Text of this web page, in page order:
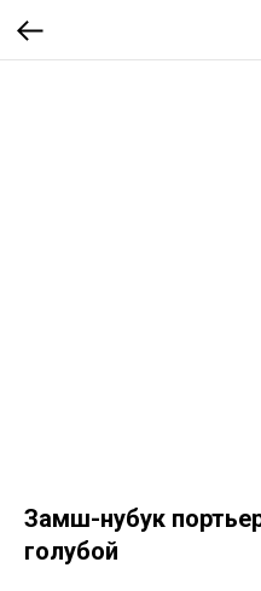
Замш-нубук
голубой